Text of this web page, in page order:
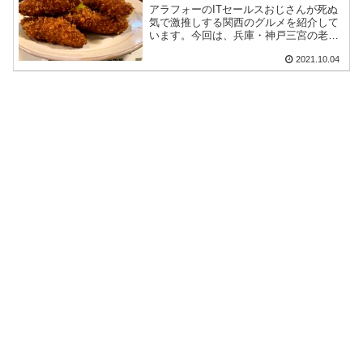
アラフォーのITセールスおじさんが死ぬ
気で激推しする関西のグルメを紹介して
います。今回は、兵庫・神戸三宮の老舗
名物の とんかつ定食 を食べて来たよ。
食べログの2020年百名店にも選出されて
2021.10.04